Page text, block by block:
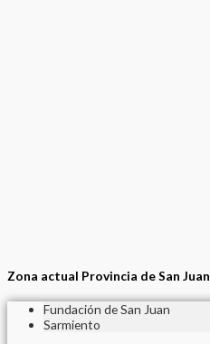
Zona actual Provincia de San Juan
Fundación de San Juan
Sarmiento